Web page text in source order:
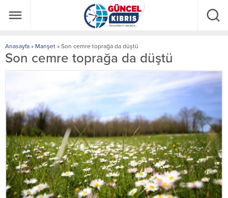
Anasayfa » Manşet » Son cemre toprağa da düştü
Son cemre toprağa da düştü